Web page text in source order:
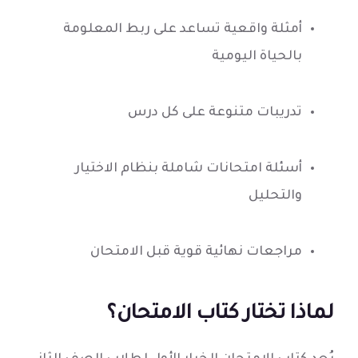
أمثلة واقعية تساعد على ربط المعلومة
بالحياة اليومية
تدريبات متنوعة على كل درس
أسئلة امتحانات شاملة بنظام الاختيار
والتحليل
مراجعات نهائية قوية قبل الامتحان
لماذا تختار كتاب الامتحان؟